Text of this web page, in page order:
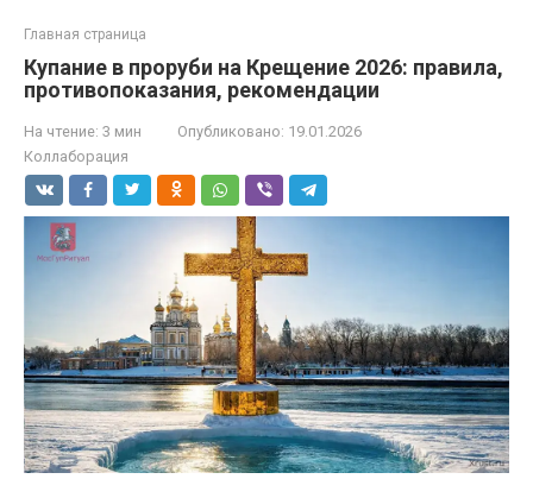
Главная страница
Купание в проруби на Крещение 2026: правила,
противопоказания, рекомендации
На чтение: 3 мин Опубликовано: 19.01.2026
Коллаборация